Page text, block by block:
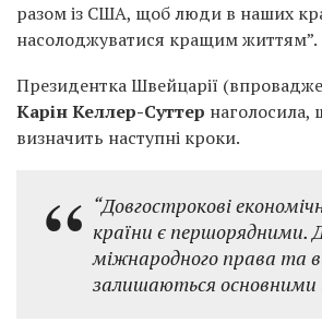
разом із США, щоб люди в наших
насолоджуватися кращим життям”.
Президентка Швейцарії
Карін Келлер-Суттер наголосила,
визначить наступні кроки.
“Довгострокові
країни є першорядними.
міжнародного права та
залишаються основними